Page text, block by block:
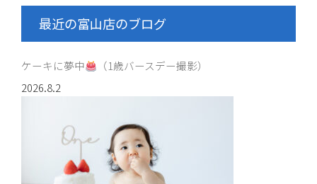
最近の富山店のブログ
ケーキに夢中
（1歳バースデー撮影）
2026.8.2